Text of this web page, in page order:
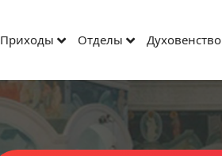
Приходы Отделы Духовенство